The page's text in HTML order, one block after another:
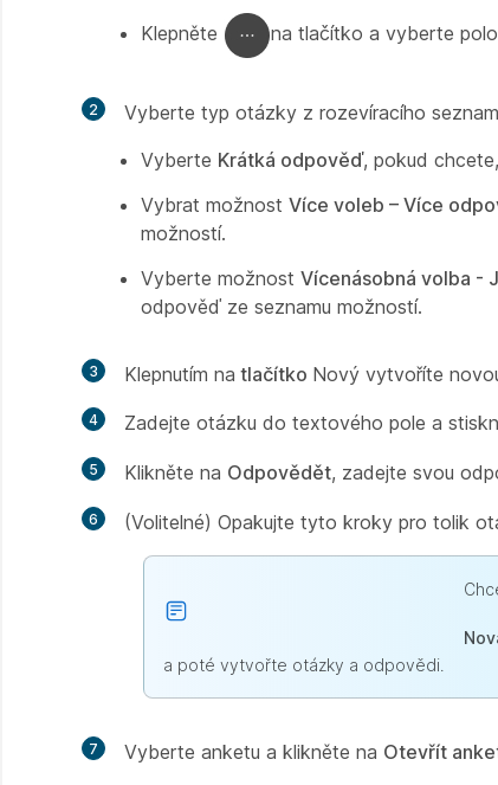
Klepněte na tlačítko a vyberte
2 Vyberte typ otázky z rozevíracího
Vyberte Krátká odpověď, pokud
Vybrat možnost Více voleb – Více
možností.
Vyberte možnost Vícenásobná volba -
odpověď ze seznamu možností.
3 Klepnutím na tlačítko Nový vytvoříte
4 Zadejte otázku do textového pole a
5 Klikněte na Odpovědět, zadejte svou
6 (Volitelné) Opakujte tyto kroky pro tolik
a poté vytvořte otázky a odpovědi.
7 Vyberte anketu a klikněte na Otevřít